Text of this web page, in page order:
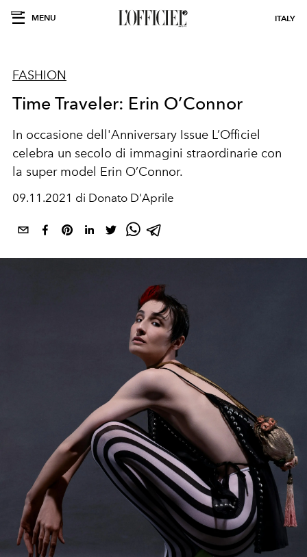
MENU ITALY
FASHION
Time Traveler: Erin O’Connor
In occasione dell'Anniversary Issue L’Officiel
celebra un secolo di immagini straordinarie con
la super model Erin O’Connor.
09.11.2021 di Donato D'Aprile